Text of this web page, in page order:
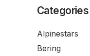
Categories
Alpinestars
Bering